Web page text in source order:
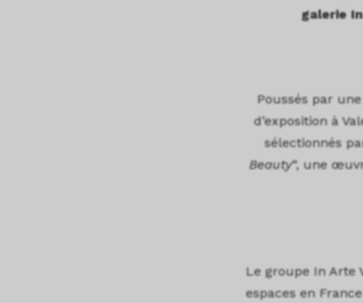
galerie
Poussés par
d’exposition à
sélectionnés
Beauty“, une
Le groupe In Arte
espaces en